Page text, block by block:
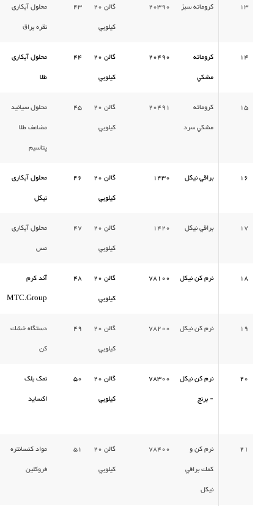
13 كروماته سبز 20390
گالن 20
كيلويي
43
محلول آبکاری
نقره براق
14
كروماته
مشكي
20490
گالن 20
كيلويي
44
محلول آبکاری
طلا
15
كروماته
مشكي سرد
20491
گالن 20
كيلويي
45
محلول سیانید
مضاعف طلا
پتاسیم
16 براقي نيكل 1430
گالن 20
كيلويي
46
محلول آبکاری
نیکل
17 براقي نيكل 1420
گالن 20
كيلويي
47
محلول آبکاری
مس
18 نرم كن نيكل 78100
گالن 20
كيلويي
48
آند كرم
MTC.Group
19 نرم كن نيكل 78200
گالن 20
كيلويي
49
دستگاه خشك
كن
20
نرم كن نيكل
- برنج
78300
گالن 20
كيلويي
50
نمک بلک
اکساید
21
نرم كن و
كمك براقي
نيكل
78400
گالن 20
كيلويي
51
مواد كنسانتره
فروكلين